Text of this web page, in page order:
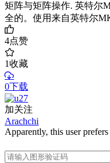
矩阵与矩阵操作. 英特尔
全的。使用来自英特尔
4点赞
1收藏
0下载
加关注
Arachchi
Apparently, this user